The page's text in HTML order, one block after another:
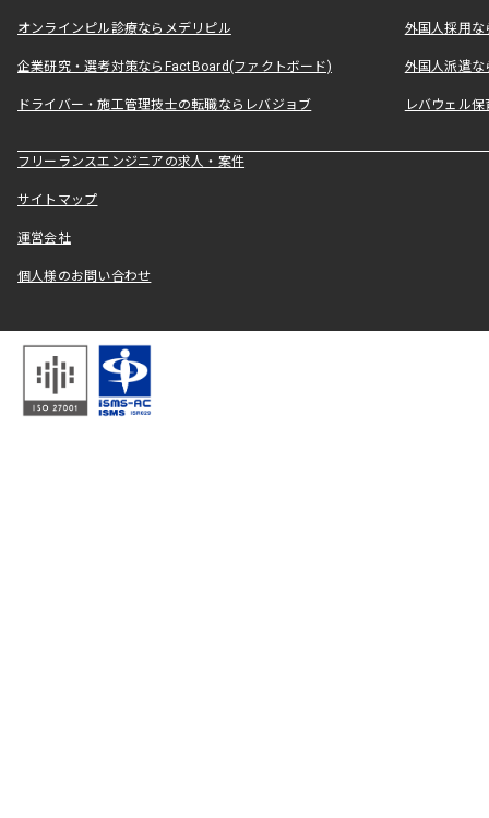
オンラインピル診療ならメデリピル 外国人採用
企業研究・選考対策ならFactBoard(ファクトボード) 外国人派遣な
ドライバー・施工管理技士の転職ならレバジョブ レバウェル
フリーランスエンジニアの求人・案件
サイトマップ
運営会社
個人様のお問い合わせ